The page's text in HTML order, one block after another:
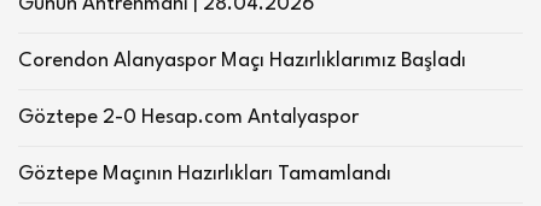
Corendon Alanyaspor Maçı Hazırlıklarımız Başladı
Göztepe 2-0 Hesap.com Antalyaspor
Göztepe Maçının Hazırlıkları Tamamlandı